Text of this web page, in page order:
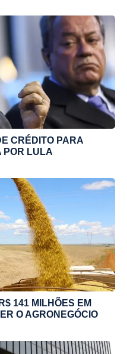
CRÉDITO PARA
POR LULA
141 MILHÕES EM
O AGRONEGÓCIO